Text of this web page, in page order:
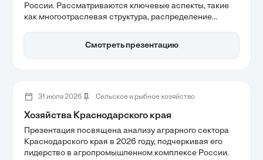
России. Рассматриваются ключевые аспекты, такие
как многоотраслевая структура, распределение
зонам и цели по росту производства. Также
обсуждаются вызовы, включая рост издержек и
Смотреть презентацию
31 июля 2026 Сельское и рыбное хозяйство
Хозяйства Краснодарского края
Презентация посвящена анализу аграрного сектора
Краснодарского края в 2026 году, подчеркивая его
лидерство в агропромышленном комплексе России.